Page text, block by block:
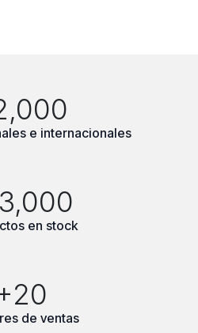
e internacionales
en stock
de ventas